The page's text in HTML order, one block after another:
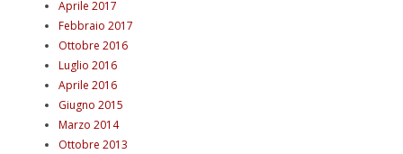
Aprile 2017
Febbraio 2017
Ottobre 2016
Luglio 2016
Aprile 2016
Giugno 2015
Marzo 2014
Ottobre 2013